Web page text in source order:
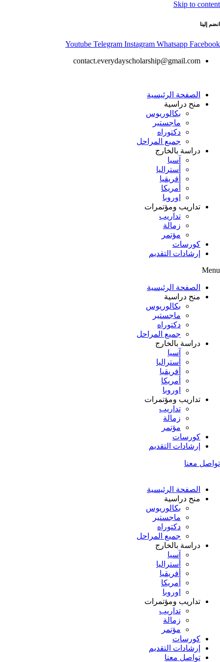
Skip to content
انضم إلينا
Youtube Telegram Instagram Whatsapp Facebook
contact.everydayscholarship@gmail.com
الصفحة الرئيسية
منح دراسية
بكالوريوس
ماجستير
دكتوراه
جميع المراحل
دراسة بالخارج
آسيا
أستراليا
أفريقيا
أمريكا
اوروبا
تداريب ومؤتمرات
تداريب
زمالة
مؤتمر
كورسات
إرشادات التقديم
Menu
الصفحة الرئيسية
منح دراسية
بكالوريوس
ماجستير
دكتوراه
جميع المراحل
دراسة بالخارج
آسيا
أستراليا
أفريقيا
أمريكا
اوروبا
تداريب ومؤتمرات
تداريب
زمالة
مؤتمر
كورسات
إرشادات التقديم
تواصل معنا
الصفحة الرئيسية
منح دراسية
بكالوريوس
ماجستير
دكتوراه
جميع المراحل
دراسة بالخارج
آسيا
أستراليا
أفريقيا
أمريكا
اوروبا
تداريب ومؤتمرات
تداريب
زمالة
مؤتمر
كورسات
إرشادات التقديم
تواصل معنا